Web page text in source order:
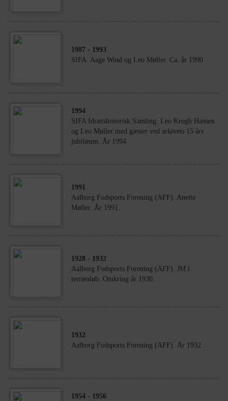
1987 - 1993
SIFA. Aage Wind og Leo Møller. Ca. år 1990
1994
SIFA Idrætshistorisk Samling. Leo Krogh Hansen
og Leo Møller med gæster ved arkivets 15 års
jubilæum. År 1994
1991
Aalborg Fodsports Forening (AFF). Anette
Møller. År 1991.
1928 - 1932
Aalborg Fodsports Forening (AFF). JM i
terrænløb. Omkring år 1930.
1932
Aalborg Fodsports Forening (AFF). År 1932
1954 - 1956